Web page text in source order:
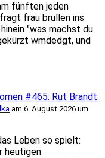
fünften jeden
frau brüllen ins
"was machst du
wmdedgt, und
#465: Rut Brandt
am 6. August 2026 um
Leben so spielt:
heutigen